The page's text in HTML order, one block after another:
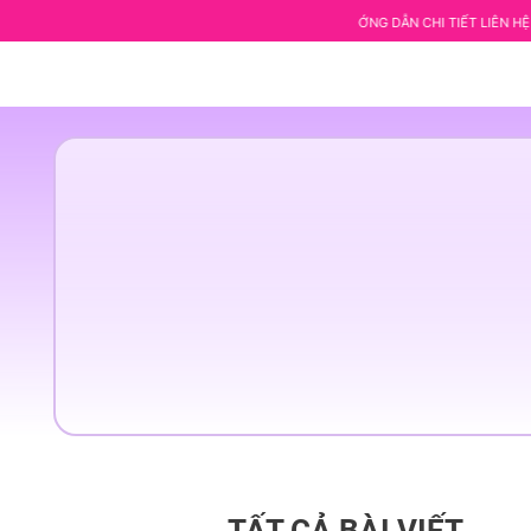
ACADEMY. ANH CHỊ MUỐN ĐƯỢC HƯỚNG DẪN CHI TIẾT LIÊN HỆ NGAY CHO